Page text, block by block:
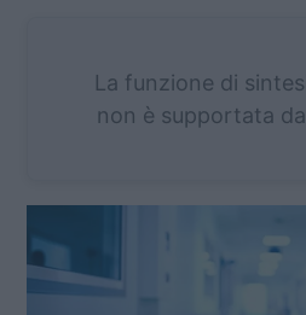
La funzione di
non è supportata